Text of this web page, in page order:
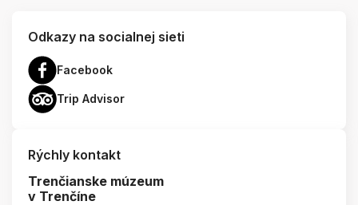
Odkazy na socialnej sieti
Facebook
Trip Advisor
Rýchly kontakt
Trenčianske múzeum
v Trenčíne